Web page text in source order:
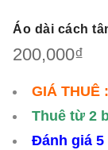
Áo dài cách
200,000₫
GIÁ THUÊ
Thuê từ 2
Đánh giá